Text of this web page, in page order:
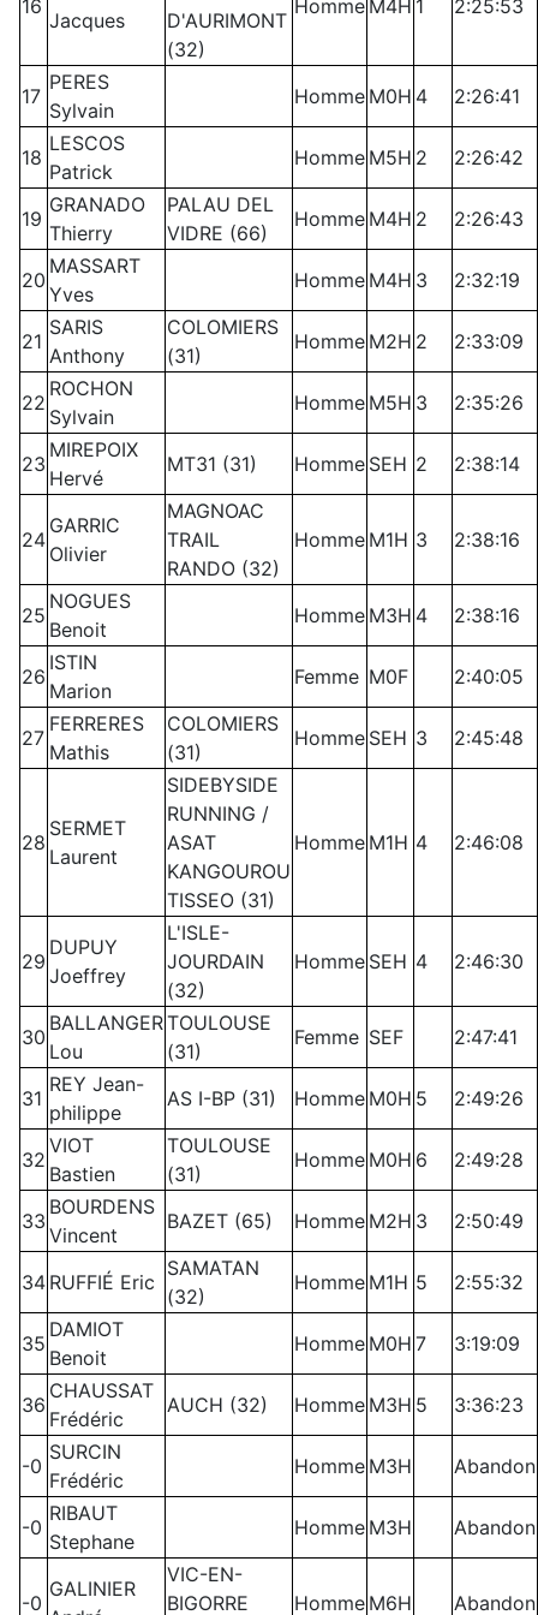
16
Jacques
D'AURIMONT
(32)
Homme M4H 1 2:25:53
17
PERES
Sylvain
Homme M0H 4 2:26:41
18
LESCOS
Patrick
Homme M5H 2 2:26:42
19
GRANADO
Thierry
PALAU DEL
VIDRE (66)
Homme M4H 2 2:26:43
20
MASSART
Yves
Homme M4H 3 2:32:19
21
SARIS
Anthony
COLOMIERS
(31)
Homme M2H 2 2:33:09
22
ROCHON
Sylvain
Homme M5H 3 2:35:26
23
MIREPOIX
Hervé
MT31 (31) Homme SEH 2 2:38:14
24
GARRIC
Olivier
MAGNOAC
TRAIL
RANDO (32)
Homme M1H 3 2:38:16
25
NOGUES
Benoit
Homme M3H 4 2:38:16
26
ISTIN
Marion
Femme M0F 2:40:05
27
FERRERES
Mathis
COLOMIERS
(31)
Homme SEH 3 2:45:48
28
SERMET
Laurent
SIDEBYSIDE
RUNNING /
ASAT
KANGOUROU
TISSEO (31)
Homme M1H 4 2:46:08
29
DUPUY
Joeffrey
L'ISLE-
JOURDAIN
(32)
Homme SEH 4 2:46:30
30
BALLANGER
Lou
TOULOUSE
(31)
Femme SEF 2:47:41
31
REY Jean-
philippe
AS I-BP (31) Homme M0H 5 2:49:26
32
VIOT
Bastien
TOULOUSE
(31)
Homme M0H 6 2:49:28
33
BOURDENS
Vincent
BAZET (65) Homme M2H 3 2:50:49
34 RUFFIÉ Eric
SAMATAN
(32)
Homme M1H 5 2:55:32
35
DAMIOT
Benoit
Homme M0H 7 3:19:09
36
CHAUSSAT
Frédéric
AUCH (32) Homme M3H 5 3:36:23
-0
SURCIN
Frédéric
Homme M3H Abandon
-0
RIBAUT
Stephane
Homme M3H Abandon
-0
GALINIER
VIC-EN-
BIGORRE
Homme M6H Abandon